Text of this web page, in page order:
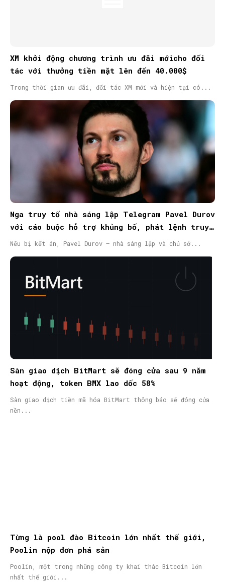
XM khởi động chương trình ưu đãi mớicho đối
tác với thưởng tiền mặt lên đến 40.000$
Trong thời gian ưu đãi, đối tác XM mới và hiện tại có...
Nga truy tố nhà sáng lập Telegram Pavel Durov
với cáo buộc hỗ trợ khủng bố, phát lệnh truy
nã quốc tế
Nếu bị kết án, Pavel Durov – nhà sáng lập và chủ sở...
Sàn giao dịch BitMart sẽ đóng cửa sau 9 năm
hoạt động, token BMX lao dốc 58%
Sàn giao dịch tiền mã hóa BitMart thông báo sẽ đóng cửa
nền...
Từng là pool đào Bitcoin lớn nhất thế giới,
Poolin nộp đơn phá sản
Poolin, một trong những công ty khai thác Bitcoin lớn
nhất thế giới...